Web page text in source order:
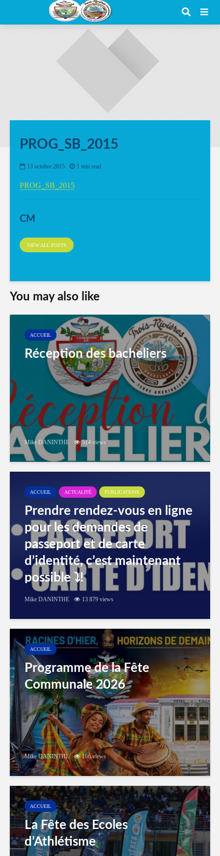
PROG_SB_2015
13 octobre 2015 1 min read
PROG_SB_2015
CM
VIEW ALL POSTS
You may also like
ACCUEIL
Réception des bacheliers
Mike DANINTHE 514 views
ACCUEIL ACTUALITÉ PUBLICATIONS
Prendre rendez-vous en ligne
pour les demandes de
passeport et de carte
d’identité, c’est maintenant
possible ⤵️!
Mike DANINTHE 13 879 views
ACCUEIL
Programme de la Fête
Communale 2026
Mike DANINTHE 166 views
ACCUEIL
La Fête des Ecoles
d’Athlétisme